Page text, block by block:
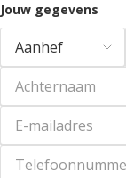
Jouw gegevens